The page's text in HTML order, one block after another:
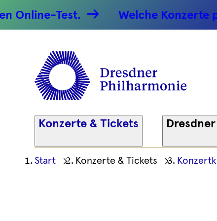
Test. Welche Konzerte
Konzerte & Tickets
Ihre
Start Konzerte & Tickets
Dresdner